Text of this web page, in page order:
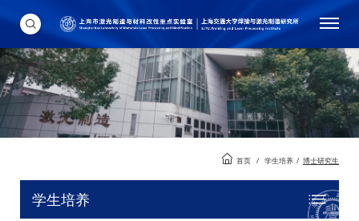
首页 / 学生培养 / 博士研究生
学生培养